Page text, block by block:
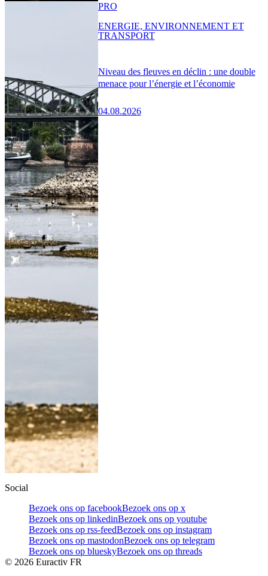
Niveau des fleuves en déclin : une double
menace pour l’énergie et l’économie
04.08.2026
PRO
ENERGIE, ENVIRONNEMENT ET
TRANSPORT
Social
Bezoek ons op facebookBezoek ons op x
Bezoek ons op linkedinBezoek ons op youtube
Bezoek ons op rss-feedBezoek ons op instagram
Bezoek ons op mastodonBezoek ons op telegram
Bezoek ons op blueskyBezoek ons op threads
© 2026 Euractiv FR